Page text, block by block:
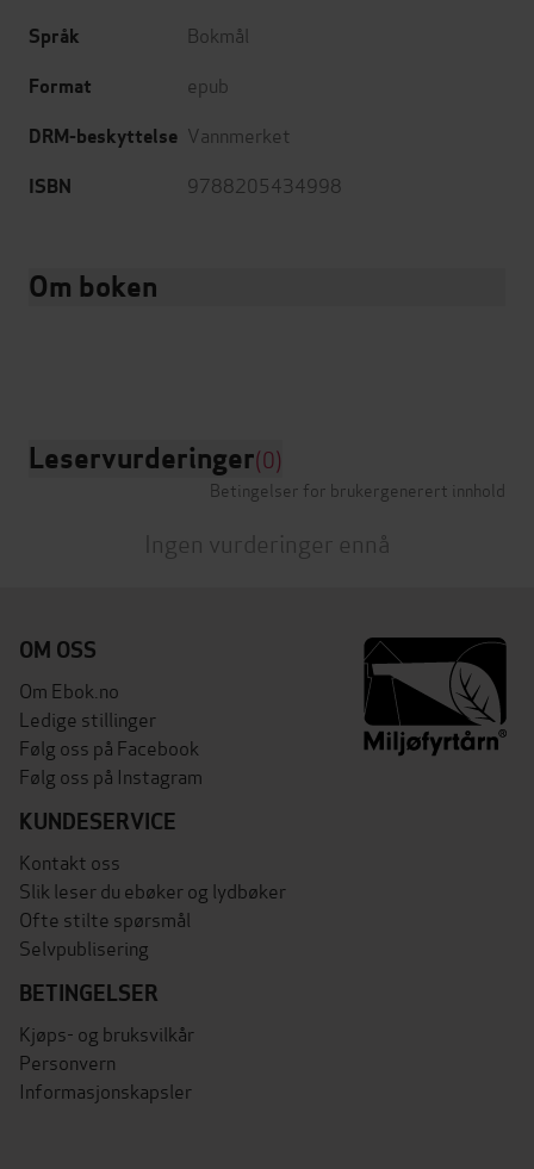
Språk Bokmål
Format epub
DRM-beskyttelse Vannmerket
ISBN 9788205434998
Om boken
Leservurderinger(0)
Betingelser for brukergenerert innhold
Ingen vurderinger ennå
OM OSS
Om Ebok.no
Ledige stillinger
Følg oss på Facebook
Følg oss på Instagram
KUNDESERVICE
Kontakt oss
Slik leser du ebøker og lydbøker
Ofte stilte spørsmål
Selvpublisering
BETINGELSER
Kjøps- og bruksvilkår
Personvern
Informasjonskapsler